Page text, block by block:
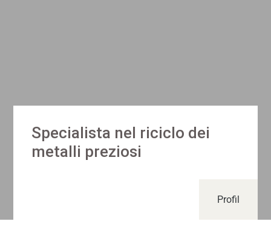
Specialista nel riciclo dei
metalli preziosi
Profil